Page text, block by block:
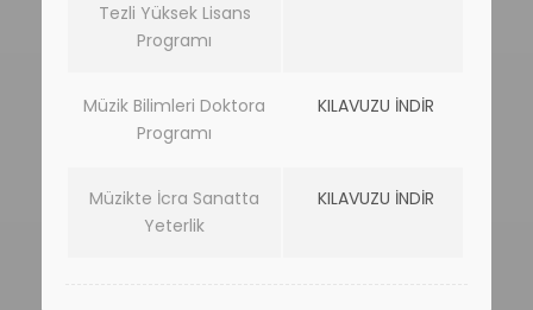
Tezli Yüksek Lisans
Programı
Müzik Bilimleri Doktora
Programı
KILAVUZU İNDİR
Müzikte İcra Sanatta
Yeterlik
KILAVUZU İNDİR